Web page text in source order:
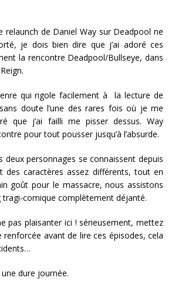
relaunch de Daniel Way sur Deadpool ne
je dois bien dire que j’ai adoré ces
la rencontre Deadpool/Bullseye, dans
qui rigole facilement à la lecture de
doute l’une des rares fois où je me
que j’ai failli me pisser dessus. Way
pour tout pousser jusqu’à l’absurde.
deux personnages se connaissent depuis
des caractères assez différents, tout en
goût pour le massacre, nous assistons
tragi-comique complètement déjanté.
pas plaisanter ici ! sérieusement, mettez
renforcée avant de lire ces épisodes, cela
dure journée.